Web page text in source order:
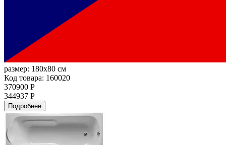
размер: 180x80 см
Код товара: 160020
370900 Р
344937 Р
Подробнее